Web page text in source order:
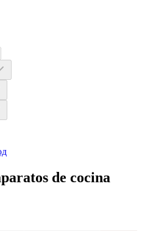
de cocina